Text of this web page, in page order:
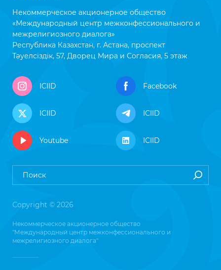
Некоммерческое акционерное общество
«Международный центр межконфессионального и
межрелигиозного диалога»
Республика Казахстан, г. Астана, проспект
Тәуелсіздік, 57, Дворец Мира и Согласия, 5 этаж
ICIID Facebook
ICIID ICIID
Youtube ICIID
Copyright © 2026
Некоммерческое акционерное общество
"Международный центр межконфессионального и
межрелигиозного диалога"